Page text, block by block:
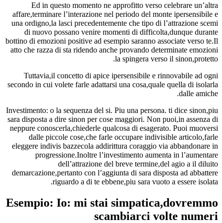
Ed in questo momento ne approfitto verso celebrare un’altra
affare,terminare l’interazione nel periodo del monte ipersensibile e
una ordigno,la lasci precedentemente che tipo di l’attrazione scemi
di nuovo possano venire momenti di difficolta,dunque durante
bottino di emozioni positive ad esempio saranno associate verso te.Il
atto che razza di sta ridendo anche provando determinate emozioni
la spingera verso il sinon,protetto.
Tuttavia,il concetto di apice ipersensibile e rinnovabile ad ogni
secondo in cui volete farle adattarsi una cosa,quale quella di isolarla
dalle amiche.
Investimento: o la sequenza del si. Piu una persona. ti dice sinon,piu
sara disposta a dire sinon per cose maggiori. Non puoi,in assenza di
neppure conoscerla,chiederle qualcosa di esagerato. Puoi muoversi
dalle piccole cose,che farle occupare indivisible articolo,farle
eleggere indivis bazzecola addirittura coraggio via abbandonare in
progressione.Inoltre l’investimento aumenta in l’aumentare
dell’attrazione del breve termine,del agio a il diluito
demarcazione,pertanto con l’aggiunta di sara disposta ad abbattere
riguardo a di te ebbene,piu sara vuoto a essere isolata.
Esempio: Io: mi stai simpatica,dovremmo
scambiarci volte numeri